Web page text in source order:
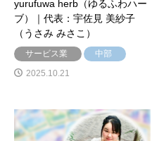
yurufuwa herb（ゆるふわハー
ブ）｜代表：宇佐見 美紗子
（うさみ みさこ）
サービス業
中部
2025.10.21